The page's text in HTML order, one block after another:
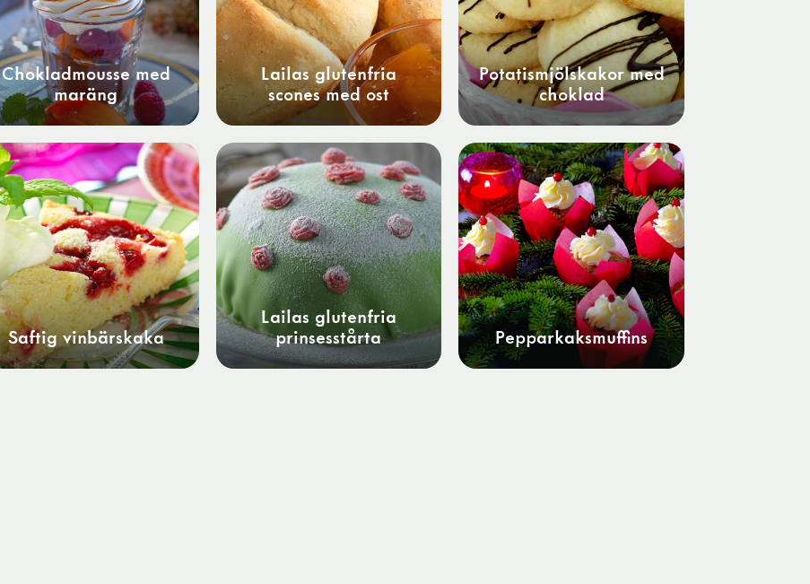
Chokladmousse med
maräng
Lailas glutenfria
scones med ost
Potatismjölskakor med
choklad
Saftig vinbärskaka
Lailas glutenfria
prinsesstårta
Pepparkaks­muffins